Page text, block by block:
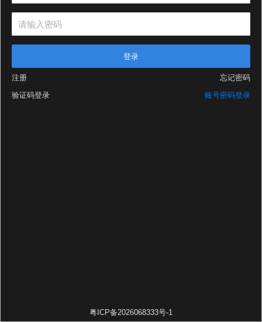
登录
注册
忘记密码
验证码登录
账号密码登录
粤ICP备2026068333号-1